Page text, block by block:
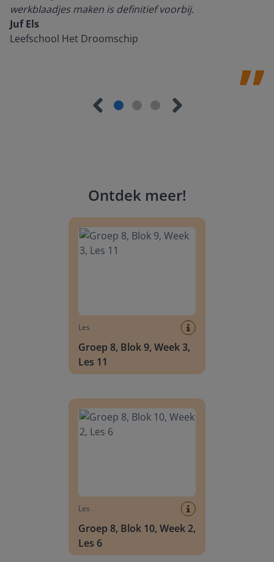
werkblaadjes maken is definitief voorbij.
Juf Els
Leefschool Het Droomschip
Ontdek meer!
Les
Groep 8, Blok 9, Week 3,
Les 11
Les
Groep 8, Blok 10, Week 2,
Les 6